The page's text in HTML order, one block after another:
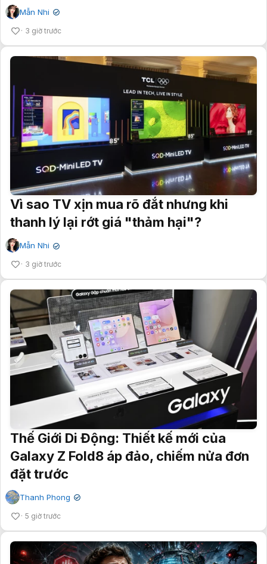
Mẫn Nhi ✔
3 giờ trước
Vì sao TV xịn mua rõ đắt nhưng khi
thanh lý lại rớt giá "thảm hại"?
Mẫn Nhi ✔
3 giờ trước
Thế Giới Di Động: Thiết kế mới của
Galaxy Z Fold8 áp đảo, chiếm nửa đơn
đặt trước
Thanh Phong ✔
5 giờ trước